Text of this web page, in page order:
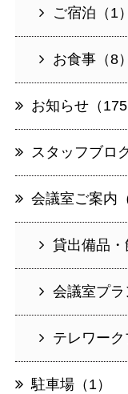
ご宿泊（1）
お食事（8）
お知らせ（175
スタッフブロ
会議室ご案内
貸出備品・
会議室プラ
テレワーク
駐車場（1）